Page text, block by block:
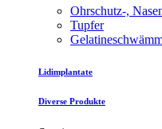
Ohrschutz-,
Tupfer
Lidimplantate
Diverse Produkte